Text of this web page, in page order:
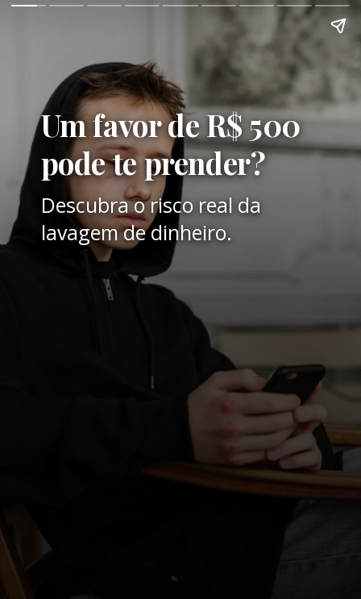
Um favor de R$ 500
pode te prender?
Descubra o risco real da
lavagem de dinheiro.